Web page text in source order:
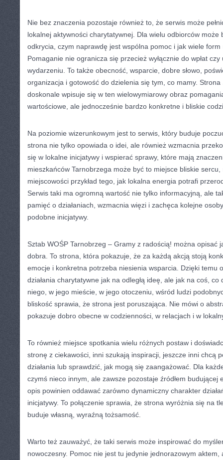
Nie bez znaczenia pozostaje również to, że serwis może
lokalnej aktywności charytatywnej. Dla wielu odbiorców może
odkrycia, czym naprawdę jest wspólna pomoc i jak wiele
Pomaganie nie ogranicza się przecież wyłącznie do wpłat czy
wydarzeniu. To także obecność, wsparcie, dobre słowo,
organizacja i gotowość do dzielenia się tym, co mamy. Strona
doskonale wpisuje się w ten wielowymiarowy obraz
wartościowe, ale jednocześnie bardzo konkretne i bliskie
Na poziomie wizerunkowym jest to serwis, który buduje
strona nie tylko opowiada o idei, ale również wzmacnia
się w lokalne inicjatywy i wspierać sprawy, które mają
mieszkańców Tarnobrzega może być to miejsce bliskie
miejscowości przykład tego, jak lokalna energia potrafi
Serwis taki ma ogromną wartość nie tylko informacyjną, ale
pamięć o działaniach, wzmacnia więzi i zachęca kolejne
podobne inicjatywy.
Sztab WOŚP Tarnobrzeg – Gramy z radością! można opisać
dobra. To strona, która pokazuje, że za każdą akcją stoją
emocje i konkretna potrzeba niesienia wsparcia. Dzięki temu
działania charytatywne jak na odległą ideę, ale jak na coś,
niego, w jego mieście, w jego otoczeniu, wśród ludzi
bliskość sprawia, że strona jest poruszająca. Nie mówi o
pokazuje dobro obecne w codzienności, w relacjach i w
To również miejsce spotkania wielu różnych postaw i
stronę z ciekawości, inni szukają inspiracji, jeszcze inni chcą
działania lub sprawdzić, jak mogą się zaangażować. Dla
czymś nieco innym, ale zawsze pozostaje źródłem budującej
opis powinien oddawać zarówno dynamiczny charakter
inicjatywy. To połączenie sprawia, że strona wyróżnia się na
buduje własną, wyraźną tożsamość.
Warto też zauważyć, że taki serwis może inspirować do
nowoczesny. Pomoc nie jest tu jedynie jednorazowym aktem,